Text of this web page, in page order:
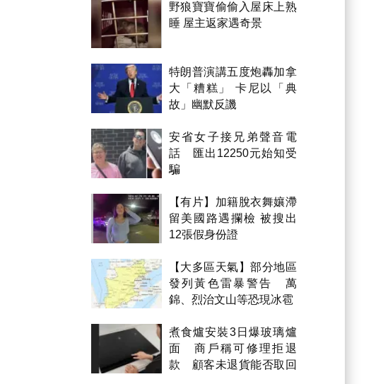
野狼寶寶偷偷入屋床上熟
睡 屋主返家遇奇景
特朗普演講五度炮轟加拿
大「糟糕」 卡尼以「典
故」幽默反譏
安省女子接兄弟聲音電
話 匯出12250元始知受
騙
【有片】加籍脫衣舞孃滯
留美國路遇攔檢 被搜出
12張假身份證
【大多區天氣】部分地區
發列黃色雷暴警告 萬
錦、烈治文山等恐現冰雹
煮食爐安裝3日爆玻璃爐
面 商戶稱可修理拒退
款 顧客未退貨能否取回